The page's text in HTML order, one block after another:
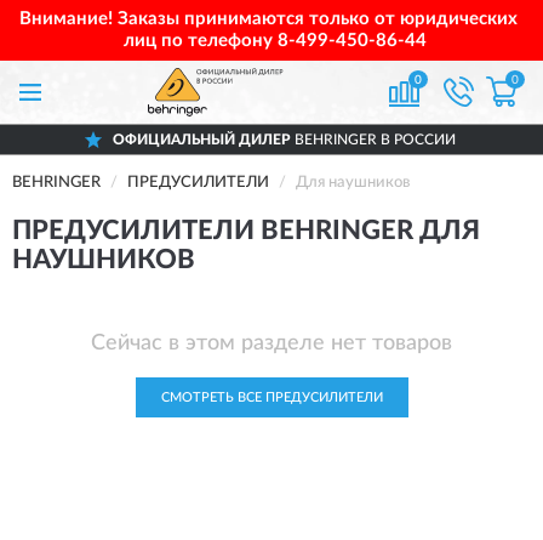
Внимание! Заказы принимаются только от юридических
лиц по телефону 8-499-450-86-44
0 0
ОФИЦИАЛЬНЫЙ ДИЛЕР BEHRINGER В РОССИИ
BEHRINGER ПРЕДУСИЛИТЕЛИ Для наушников
ПРЕДУСИЛИТЕЛИ BEHRINGER ДЛЯ
НАУШНИКОВ
Сейчас в этом разделе нет товаров
СМОТРЕТЬ ВСЕ ПРЕДУСИЛИТЕЛИ